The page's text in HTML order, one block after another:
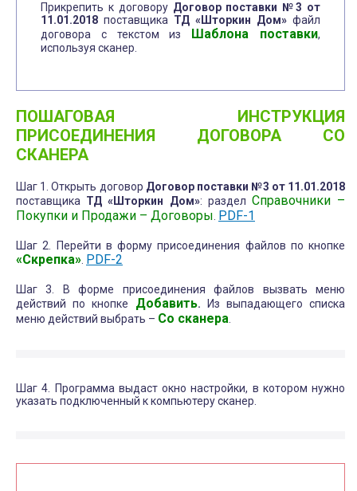
Прикрепить к договору Договор поставки №3 от
11.01.2018 поставщика ТД «Шторкин Дом» файл
договора с текстом из Шаблона поставки,
используя сканер.
ПОШАГОВАЯ ИНСТРУКЦИЯ
ПРИСОЕДИНЕНИЯ ДОГОВОРА СО
СКАНЕРА
Шаг 1. Открыть договор Договор поставки №3 от 11.01.2018
поставщика ТД «Шторкин Дом»: раздел Справочники –
Покупки и Продажи – Договоры PDF-1
Шаг 2. Перейти в форму присоединения файлов по кнопке
«Скрепка» PDF-2
Шаг 3. В форме присоединения файлов вызвать меню
действий по кнопке Добавить. Из выпадающего списка
меню действий выбрать – Со сканера
Шаг 4. Программа выдаст окно настройки, в котором нужно
указать подключенный к компьютеру сканер.